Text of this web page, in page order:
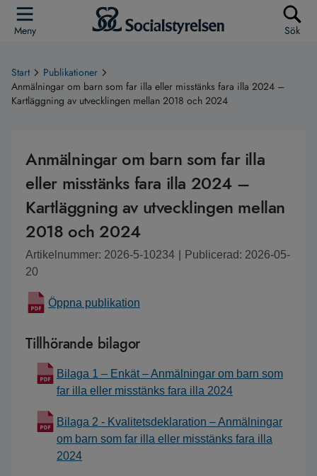
Meny Sök
Start
Publikationer
Anmälningar om barn som far illa eller misstänks fara illa 2024 –
Kartläggning av utvecklingen mellan 2018 och 2024
Anmälningar om barn som far illa
eller misstänks fara illa 2024 –
Kartläggning av utvecklingen mellan
2018 och 2024
Artikelnummer: 2026-5-10234
Publicerad: 2026-05-
20
Öppna publikation
Tillhörande bilagor
Bilaga 1 – Enkät – Anmälningar om barn som
far illa eller misstänks fara illa 2024
Bilaga 2 - Kvalitetsdeklaration – Anmälningar
om barn som far illa eller misstänks fara illa
2024